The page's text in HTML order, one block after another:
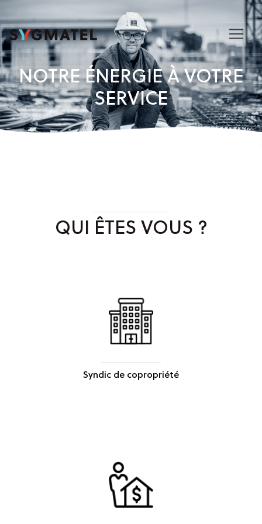
NOTRE ÉNERGIE À VOTRE
SERVICE
QUI ÊTES VOUS ?
Syndic de copropriété